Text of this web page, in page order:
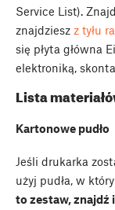
Service List).
znajdziesz z tyłu
się płyta główna
elektroniką,
Lista
Kartonowe pudło
Jeśli drukarka
użyj pudła, w
to zestaw, znajdź